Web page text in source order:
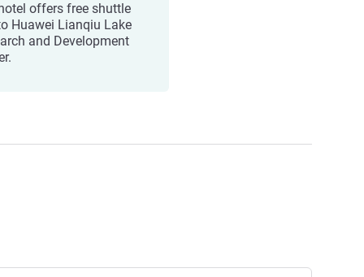
offers free shuttle
Huawei Lianqiu Lake
and Development